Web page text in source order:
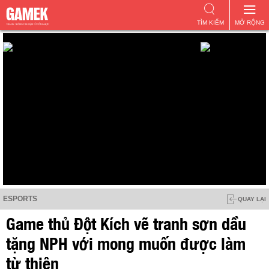
MỞ RỘNG
TÌM KIẾM
ESPORTS QUAY LẠI
Game thủ Đột Kích vẽ tranh sơn dầu
tặng NPH với mong muốn được làm
từ thiện